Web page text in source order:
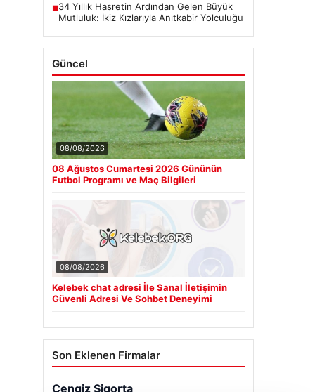
■34 Yıllık Hasretin Ardından Gelen Büyük
Mutluluk: İkiz Kızlarıyla Anıtkabir Yolculuğu
Güncel
08/08/2026
08 Ağustos Cumartesi 2026 Gününün
Futbol Programı ve Maç Bilgileri
08/08/2026
Kelebek chat adresi İle Sanal İletişimin
Güvenli Adresi Ve Sohbet Deneyimi
Son Eklenen Firmalar
Cengiz Sigorta